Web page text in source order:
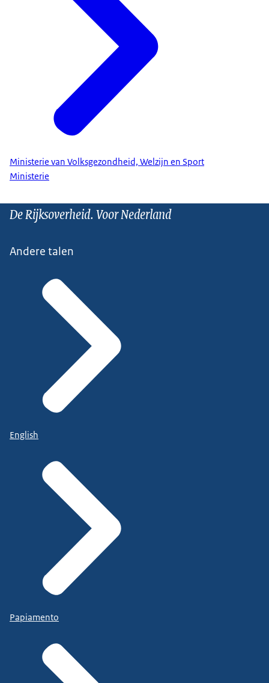
Ministerie van Volksgezondheid, Welzijn en Sport
Ministerie
De Rijksoverheid. Voor Nederland
Andere talen
English
Papiamento